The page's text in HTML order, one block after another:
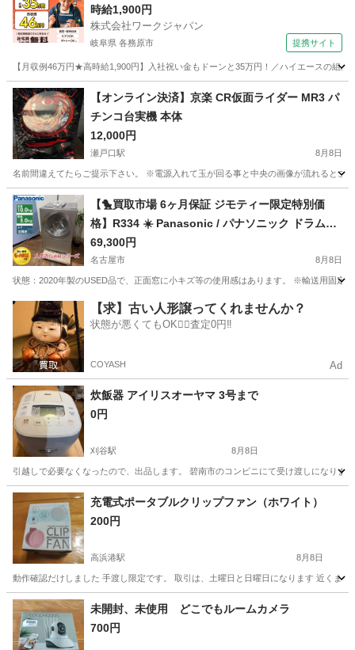
時給1,900円
株式会社ワークジャパン
岐阜県 各務原市 提携サイト
【月収例46万円★高時給1,900円】入社祝い金もドーンと35万円！／ハイエースの組
岐阜 各務原市 その他
【オンライン決済】京楽 CR仮面ライダー MR3 パ
チンコ台実機 本体
12,000円
瀬戸口駅 8月8日
名前間違えてたらご提示下さい。 ※電源入れて玉が回る事と中央の画像が流れるとこ
愛知 瀬戸市 瀬戸口駅 その他
【🐤買取市場 6ヶ月保証 ジモティー限定特別価
格】R334 ☀️ Panasonic / パナソニック ドラム式
洗濯乾燥機 Cuble(キューブル) NA-VG2500L [洗
濯10.0kg /乾燥5.0kg /左開き /ヒーター乾燥(排気
タイプ)] ⭐ 動作確認済 ⭐ クリーニング済
69,300円
名古屋市 8月8日
状態：2020年製のUSED品で、正面窓に小キズ等の使用感はあります。 ※輸送用固定
愛知 名古屋市 生活家電 Cuble
【求】古い人形譲ってくれませんか？
状態が悪くてもOK🙆‍♀️査定0円‼️
COYASH Ad
炊飯器 アイリスオーヤマ 3号まで
0円
刈谷駅 8月8日
引越しで必要なくなったので、出品します。 碧南市のコンビニにて受け渡しになりま
愛知 刈谷市 刈谷駅 キッチン家電
充電式ポータブルクリップファン（ホワイト）
200円
高浜港駅 8月8日
動作確認だけしました 手渡し限定です。 取引は、土曜日と日曜日になります 近くま
愛知 高浜市 高浜港駅 季節、空調家電
未開封、未使用 どこでもルームカメラ
700円